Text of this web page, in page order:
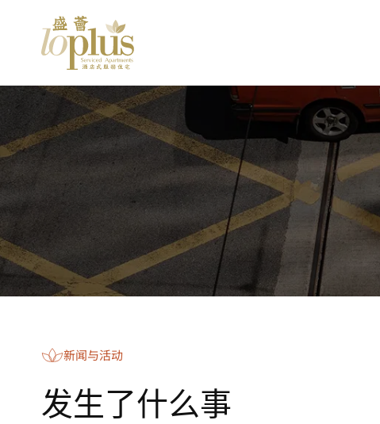
Serviced
Apartments
|
Furnished
Apartments
For
Rent
Hong
Kong
新
闻
与
活
动
新闻与活动
发生了什么事